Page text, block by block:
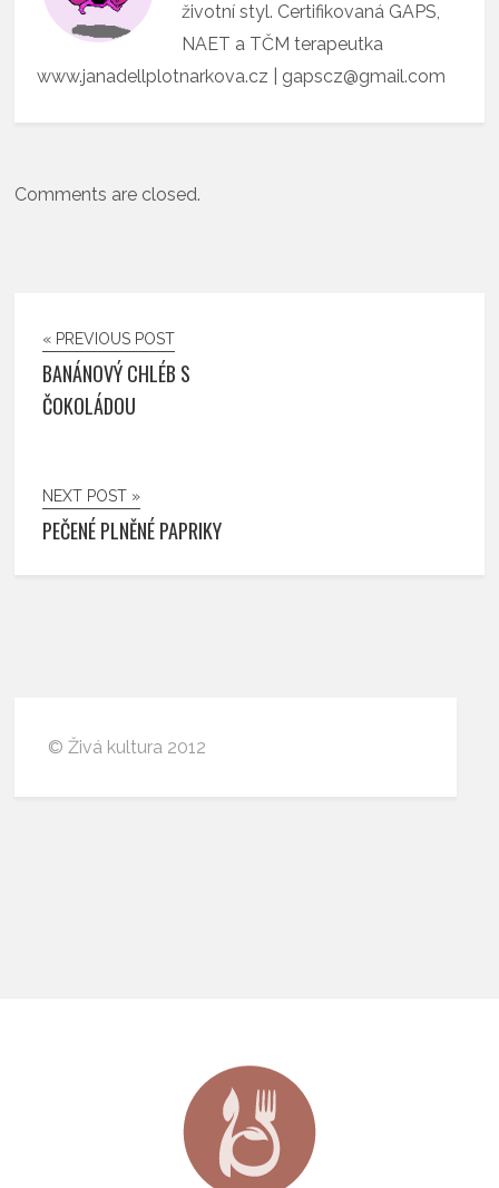
životní styl. Certifikovaná GAPS,
NAET a TČM terapeutka
www.janadellplotnarkova.cz | gapscz@gmail.com
Comments are closed.
« PREVIOUS POST
BANÁNOVÝ CHLÉB S
ČOKOLÁDOU
NEXT POST »
PEČENÉ PLNĚNÉ PAPRIKY
© Živá kultura 2012